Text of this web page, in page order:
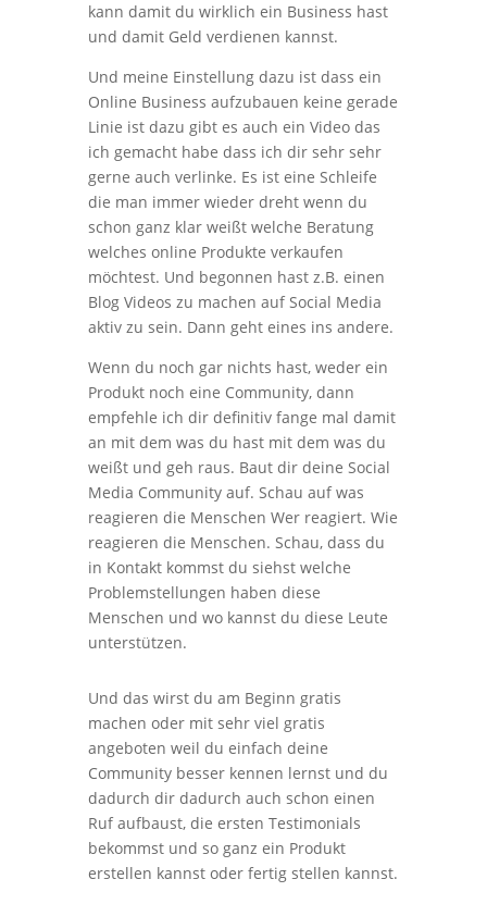
kann damit du wirklich ein Business hast
und damit Geld verdienen kannst.
Und meine Einstellung dazu ist dass ein
Online Business aufzubauen keine gerade
Linie ist dazu gibt es auch ein Video das
ich gemacht habe dass ich dir sehr sehr
gerne auch verlinke. Es ist eine Schleife
die man immer wieder dreht wenn du
schon ganz klar weißt welche Beratung
welches online Produkte verkaufen
möchtest. Und begonnen hast z.B. einen
Blog Videos zu machen auf Social Media
aktiv zu sein. Dann geht eines ins andere.
Wenn du noch gar nichts hast, weder ein
Produkt noch eine Community, dann
empfehle ich dir definitiv fange mal damit
an mit dem was du hast mit dem was du
weißt und geh raus. Baut dir deine Social
Media Community auf. Schau auf was
reagieren die Menschen Wer reagiert. Wie
reagieren die Menschen. Schau, dass du
in Kontakt kommst du siehst welche
Problemstellungen haben diese
Menschen und wo kannst du diese Leute
unterstützen.
Und das wirst du am Beginn gratis
machen oder mit sehr viel gratis
angeboten weil du einfach deine
Community besser kennen lernst und du
dadurch dir dadurch auch schon einen
Ruf aufbaust, die ersten Testimonials
bekommst und so ganz ein Produkt
erstellen kannst oder fertig stellen kannst.